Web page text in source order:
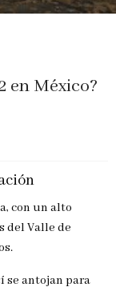
en México?
con un alto
del Valle de
se antojan para